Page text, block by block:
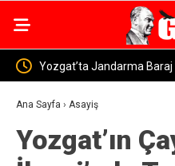
Güvenlik Yerköy-Kayseri
Uraloğlu: İşin
Ana Sayfa › Asayiş
Yozgat’ın